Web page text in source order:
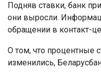
Подняв ставки, банк
они выросли.
обращении в контакт-
О том, что процентные
изменились,